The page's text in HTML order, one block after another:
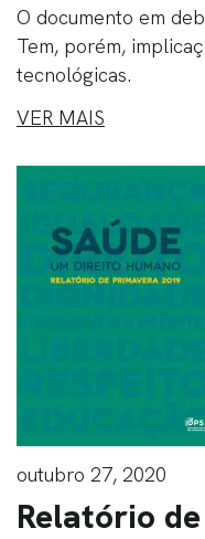
O documento em
Tem, porém,
tecnológicas.
VER MAIS
outubro 27, 2020
Relatório